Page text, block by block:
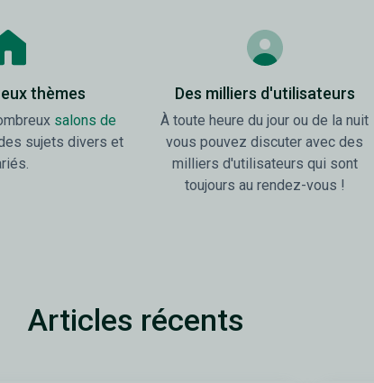
thèmes
salons de
sujets divers et
Des milliers d'utilisateurs
À toute heure du jour ou de la nuit
vous pouvez discuter avec des
milliers d'utilisateurs qui sont
toujours au rendez-vous !
Articles récents